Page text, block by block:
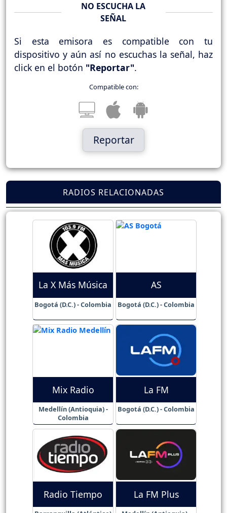
NO ESCUCHA LA
SEÑAL
Si esta emisora es compatible con tu
dispositivo y aún así no escuchas la señal, haz
click en el botón "Reportar".
Compatible con:
Reportar
RADIOS RELACIONADAS
La X Más Música
Bogotá (D.C.) - Colombia
AS
Bogotá (D.C.) - Colombia
Mix Radio
Medellín (Antioquia) -
Colombia
La FM
Bogotá (D.C.) - Colombia
Radio Tiempo La FM Plus